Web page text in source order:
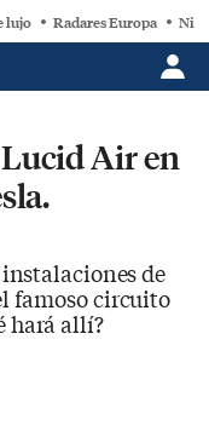
lujo Radares Europa
Air en
de
famoso circuito
hará allí?